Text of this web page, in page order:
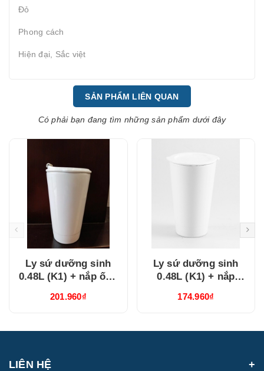
Đỏ
Phong cách
Hiện đại, Sắc việt
SẢN PHẨM LIÊN QUAN
Có phải bạn đang tìm những sản phẩm dưới đây
Ly sứ dưỡng sinh
0.48L (K1) + nắp ống
(214888000H)
201.960₫
Ly sứ dưỡng sinh
0.48L (K1) + nắp
(214888000N)
174.960₫
LIÊN HỆ